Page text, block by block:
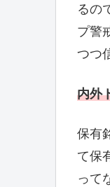
るの
プ警
つつ
内外
保有
て保
って